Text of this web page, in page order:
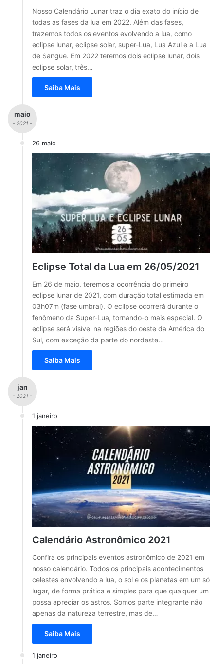
Nosso Calendário Lunar traz o dia exato do início de
todas as fases da lua em 2022. Além das fases,
trazemos todos os eventos evolvendo a lua, como
eclipse lunar, eclipse solar, super-Lua, Lua Azul e a Lua
de Sangue. Em 2022 teremos dois eclipse lunar, dois
eclipse solar, três…
Saiba Mais
maio
- 2021 -
26 maio
Eclipse Total da Lua em 26/05/2021
Em 26 de maio, teremos a ocorrência do primeiro
eclipse lunar de 2021, com duração total estimada em
03h07m (fase umbral). O eclipse ocorrerá durante o
fenômeno da Super-Lua, tornando-o mais especial. O
eclipse será visível na regiões do oeste da América do
Sul, com exceção da parte do nordeste…
Saiba Mais
jan
- 2021 -
1 janeiro
Calendário Astronômico 2021
Confira os principais eventos astronômico de 2021 em
nosso calendário. Todos os principais acontecimentos
celestes envolvendo a lua, o sol e os planetas em um só
lugar, de forma prática e simples para que qualquer um
possa apreciar os astros. Somos parte integrante não
apenas da natureza terrestre, mas de…
Saiba Mais
1 janeiro